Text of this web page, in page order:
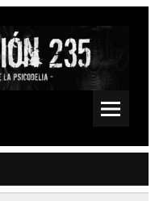
Fuzz, Space, Drone